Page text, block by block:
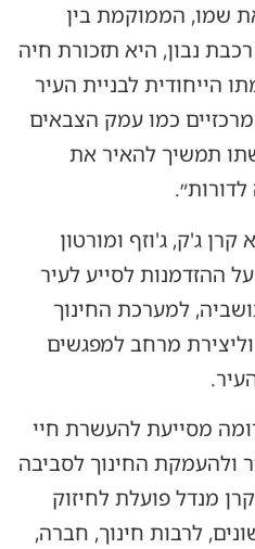
שמו, הממוקמת בין
נבון, היא תזכורת חיה
הייחודית לבניית העיר
כמו עמק הצבאים
תמשיך להאיר את
קרן ג'ק, ג'וזף ומורטון
ההזדמנות לסייע לעיר
למערכת החינוך
מרחב למפגשים
מסייעת להעשרת חיי
ולהעמקת החינוך לסביבה
מנדל פועלת לחיזוק
לרבות חינוך, חברה,